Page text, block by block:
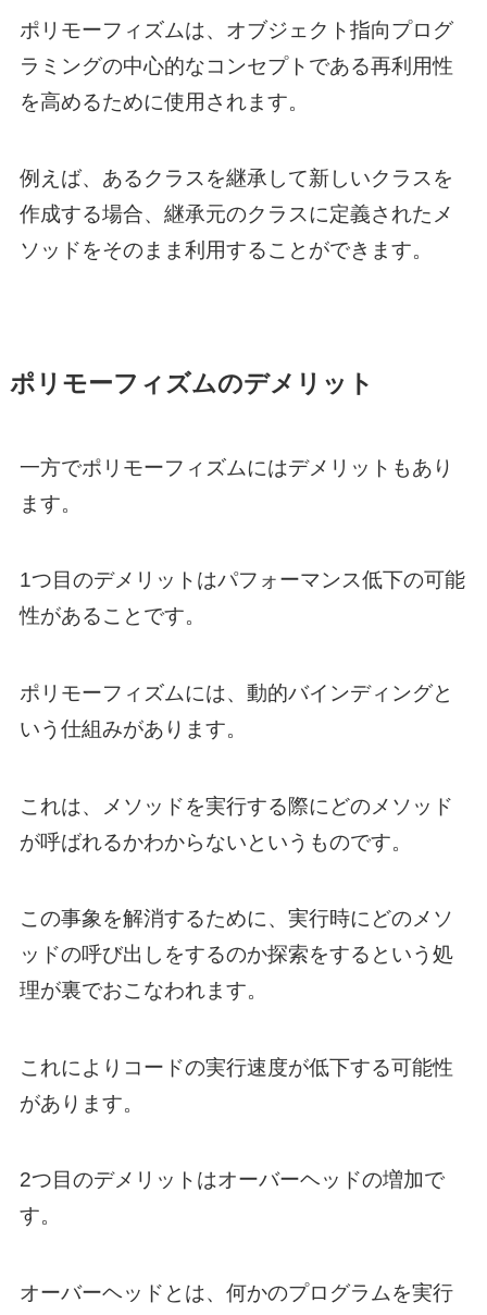
ポリモーフィズムは、オブジェクト指向プログ
ラミングの中心的なコンセプトである再利用性
を高めるために使用されます。
例えば、あるクラスを継承して新しいクラスを
作成する場合、継承元のクラスに定義されたメ
ソッドをそのまま利用することができます。
ポリモーフィズムのデメリット
一方でポリモーフィズムにはデメリットもあり
ます。
1つ目のデメリットはパフォーマンス低下の可能
性があることです。
ポリモーフィズムには、動的バインディングと
いう仕組みがあります。
これは、メソッドを実行する際にどのメソッド
が呼ばれるかわからないというものです。
この事象を解消するために、実行時にどのメソ
ッドの呼び出しをするのか探索をするという処
理が裏でおこなわれます。
これによりコードの実行速度が低下する可能性
があります。
2つ目のデメリットはオーバーヘッドの増加で
す。
オーバーヘッドとは、何かのプログラムを実行